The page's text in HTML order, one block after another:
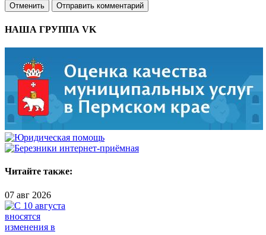
Отменить Отправить комментарий
НАША ГРУППА VK
Читайте также:
07 авг 2026